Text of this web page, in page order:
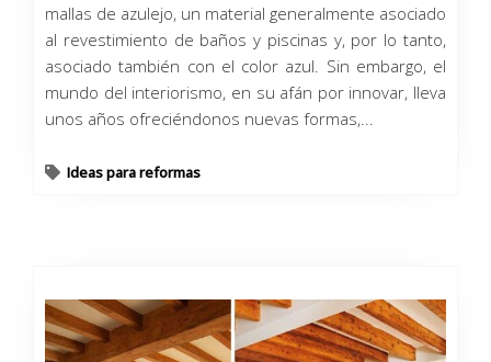
mallas de azulejo, un material generalmente asociado
al revestimiento de baños y piscinas y, por lo tanto,
asociado también con el color azul. Sin embargo, el
mundo del interiorismo, en su afán por innovar, lleva
unos años ofreciéndonos nuevas formas,...
Ideas para reformas